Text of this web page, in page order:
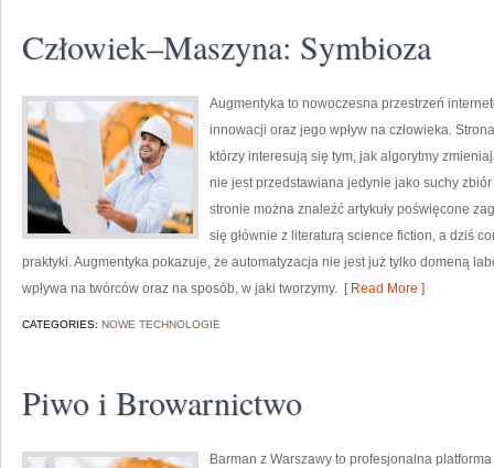
Człowiek–Maszyna: Symbioza
Augmentyka to nowoczesna przestrzeń
innowacji oraz jego wpływ na człowieka.
którzy interesują się tym, jak algorytmy
nie jest przedstawiana jedynie jako suchy
stronie można znaleźć artykuły poświęcone
się głównie z literaturą science fiction, a dziś
praktyki. Augmentyka pokazuje, że automatyzacja nie jest już tylko domeną
wpływa na twórców oraz na sposób, w jaki tworzymy. [ Read More ]
CATEGORIES: NOWE TECHNOLOGIE
Piwo i Browarnictwo
Barman z Warszawy to profesjonalna